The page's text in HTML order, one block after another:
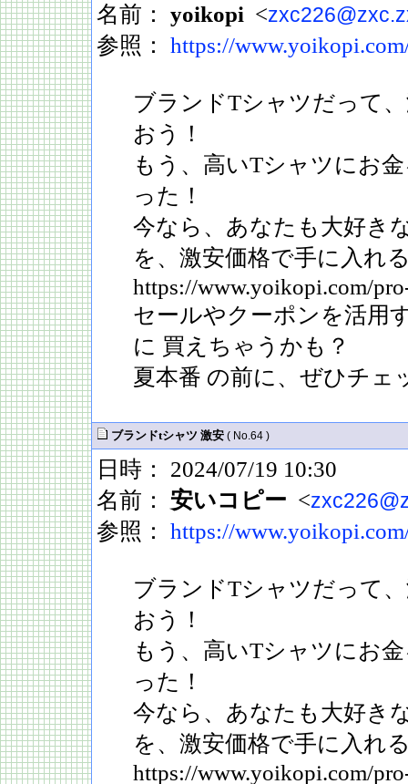
名前： yoikopi <
参照： https://
ブランドTシャツだって
おう！
もう、高いTシャツにお
った！
今なら、あなたも大好き
を、激安価格で手に入れ
https://www.yoikopi.com/
セールやクーポンを活用
に 買えちゃうかも？
夏本番 の前に、ぜひチェ
ブランドtシャツ 激安 ( No.64 )
日時： 2024/07/19 10:30
名前： 安いコピー <
参照： https://
ブランドTシャツだって
おう！
もう、高いTシャツにお
った！
今なら、あなたも大好き
を、激安価格で手に入れ
https://www.yoikopi.com/